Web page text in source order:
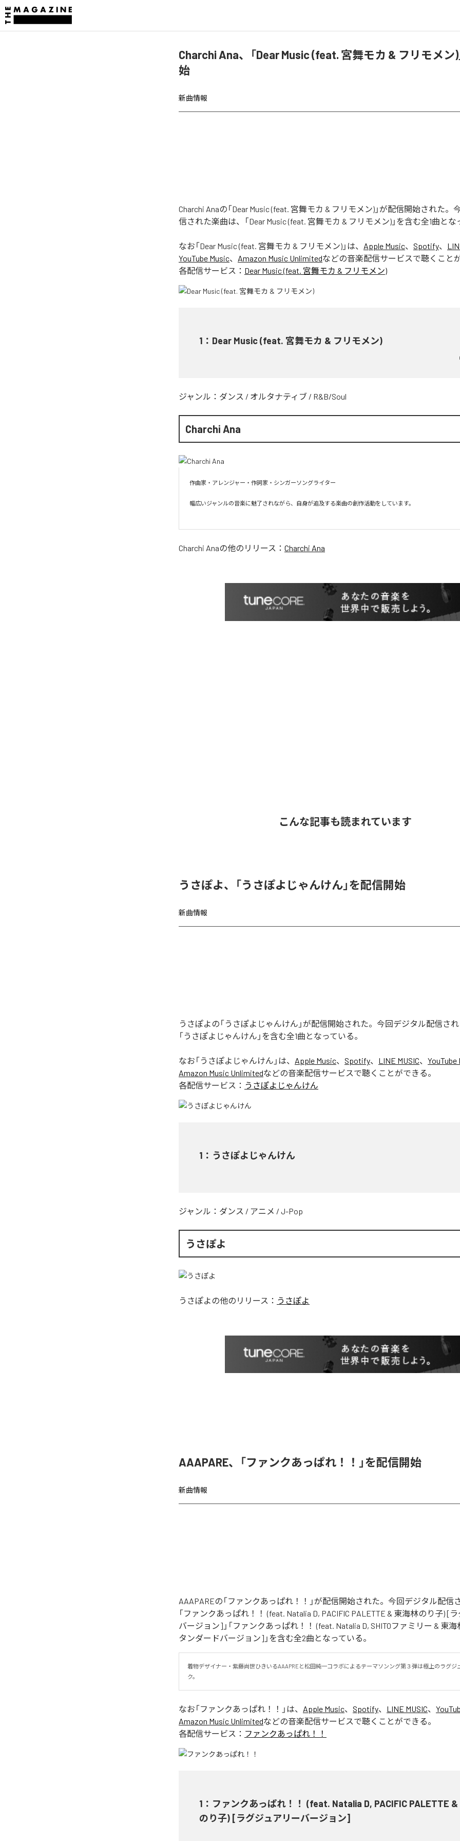
Charchi Ana、「Dear Music (feat. 宮舞モカ & フリモメン)
始
新曲情報
Charchi Anaの「Dear Music (feat. 宮舞モカ & フリモメン)」が配信開始された。
信された楽曲は、「Dear Music (feat. 宮舞モカ & フリモメン)」を含む全1曲と
なお「Dear Music (feat. 宮舞モカ & フリモメン) 」は、 Apple Music、 Spotify、
YouTube Music、 Amazon Music Unlimitedなどの音楽配信サービスで聴くこと
各配信サービス： Dear Music (feat. 宮舞モカ & フリモメン)
1 ： Dear Music (feat. 宮舞モカ & フリモメン)
ジャンル： ダンス / オルタナティブ / R&B/Soul
Charchi Ana
作曲家・アレンジャー・作詞家・シンガーソングライター
幅広いジャンルの音楽に魅了されながら、自身が追及する楽曲の創作活動をしています。
Charchi Anaの他のリリース： Charchi Ana
こんな記事も読まれています
うさぽよ、「うさぽよじゃんけん」を配信開始
新曲情報
うさぽよの「うさぽよじゃんけん」が配信開始された。今回デジタル配信さ
「うさぽよじゃんけん」を含む全1曲となっている。
なお「うさぽよじゃんけん 」は、 Apple Music、 Spotify、 LINE MUSIC、 YouTube
Amazon Music Unlimitedなどの音楽配信サービスで聴くことができる。
各配信サービス： うさぽよじゃんけん
1 ： うさぽよじゃんけん
ジャンル： ダンス / アニメ / J-Pop
うさぽよ
うさぽよの他のリリース： うさぽよ
AAAPARE、「ファンクあっぱれ！！」を配信開始
新曲情報
AAAPAREの「ファンクあっぱれ！！」が配信開始された。今回デジタル配信
「ファンクあっぱれ！！ (feat. Natalia D, PACIFIC PALETTE & 東海林のり子) [
バージョン]」「ファンクあっぱれ！！ (feat. Natalia D, SHITOファミリー & 東
タンダードバージョン]」を含む全2曲となっている。
着物デザイナー・紫藤尚世ひきいるAAAPREと松田純一コラボによるテーマソンング第３弾は極上のラグジ
ク。
なお「ファンクあっぱれ！！ 」は、 Apple Music、 Spotify、 LINE MUSIC、
Amazon Music Unlimitedなどの音楽配信サービスで聴くことができる。
各配信サービス： ファンクあっぱれ！！
1 ： ファンクあっぱれ！！ (feat. Natalia D, PACIFIC PALETTE
のり子) [ラグジュアリーバージョン]